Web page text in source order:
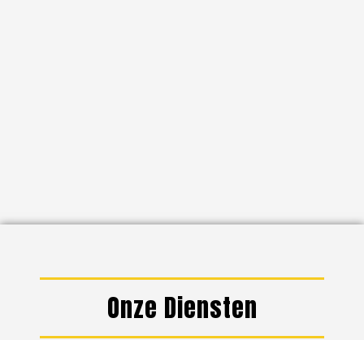
Onze Diensten